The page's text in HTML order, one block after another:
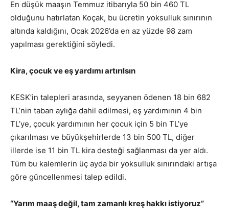
En düşük maaşın Temmuz itibarıyla 50 bin 460 TL
olduğunu hatırlatan Koçak, bu ücretin yoksulluk sınırının
altında kaldığını, Ocak 2026’da en az yüzde 98 zam
yapılması gerektiğini söyledi.
Kira, çocuk ve eş yardımı artırılsın
KESK’in talepleri arasında, seyyanen ödenen 18 bin 682
TL’nin taban aylığa dahil edilmesi, eş yardımının 4 bin
TL’ye, çocuk yardımının her çocuk için 5 bin TL’ye
çıkarılması ve büyükşehirlerde 13 bin 500 TL, diğer
illerde ise 11 bin TL kira desteği sağlanması da yer aldı.
Tüm bu kalemlerin üç ayda bir yoksulluk sınırındaki artışa
göre güncellenmesi talep edildi.
“Yarım maaş değil, tam zamanlı kreş hakkı istiyoruz”